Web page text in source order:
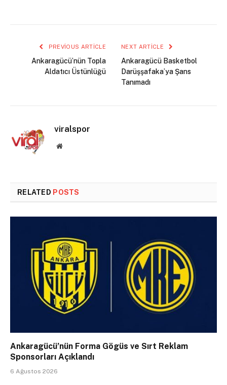
PREVIOUS ARTICLE
Ankaragücü’nün Topla
Aldatıcı Üstünlüğü
NEXT ARTICLE
Ankaragücü Basketbol
Darüşşafaka’ya Şans
Tanımadı
viralspor
Website
RELATED POSTS
Ankaragücü’nün Forma Gögüs ve Sırt Reklam
Sponsorları Açıklandı
6 Ağustos 2026